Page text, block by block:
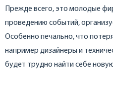
Прежде всего, это молодые
проведению событий,
Особенно печально, что
например дизайнеры и
будет трудно найти себе